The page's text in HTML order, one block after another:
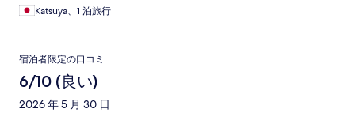
Katsuya、1 泊旅行
宿泊者限定の口コミ
6/10 (良い)
2026 年 5 月 30 日